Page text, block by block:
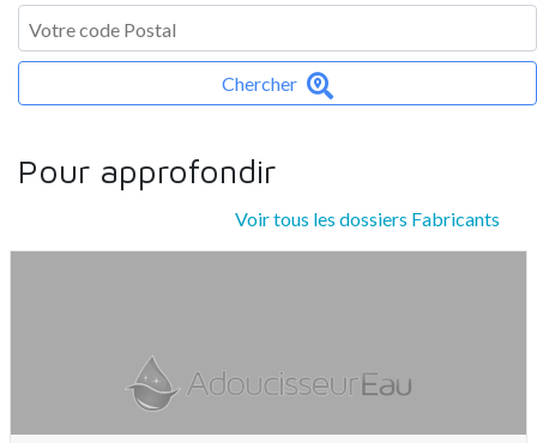
Chercher
Pour approfondir
Voir tous les dossiers Fabricants